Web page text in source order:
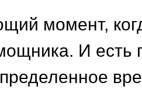
момент,
И есть